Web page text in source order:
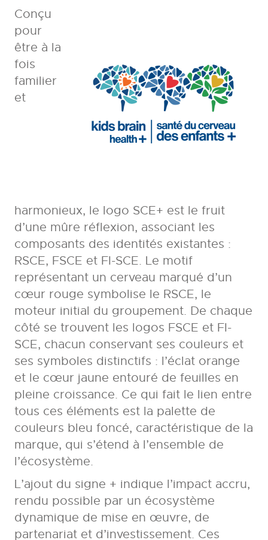
Conçu
pour
être à la
fois
familier
et
harmonieux, le logo SCE+ est le fruit
d’une mûre réflexion, associant les
composants des identités existantes :
RSCE, FSCE et FI-SCE. Le motif
représentant un cerveau marqué d’un
cœur rouge symbolise le RSCE, le
moteur initial du groupement. De chaque
côté se trouvent les logos FSCE et FI-
SCE, chacun conservant ses couleurs et
ses symboles distinctifs : l’éclat orange
et le cœur jaune entouré de feuilles en
pleine croissance. Ce qui fait le lien entre
tous ces éléments est la palette de
couleurs bleu foncé, caractéristique de la
marque, qui s’étend à l’ensemble de
l’écosystème.
L’ajout du signe + indique l’impact accru,
rendu possible par un écosystème
dynamique de mise en œuvre, de
partenariat et d’investissement. Ces